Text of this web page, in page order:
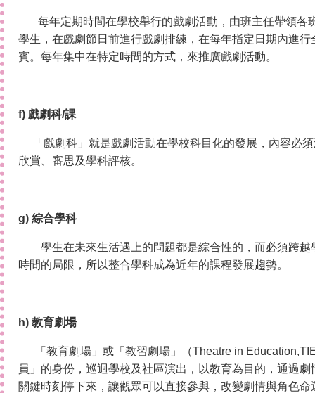
每年定期時間在學校舉行的戲劇活動，由班主任帶領各
學生，在戲劇節日前進行戲劇排練，在每年指定日期內進
賓。每年集中在特定時間的方式，來推廣戲劇活動。
f) 戲劇科/課
「戲劇科」就是戲劇活動在學校科目化的發展，內容必
欣賞、審思及學科評核。
g) 綜合學科
學生在未來生活遇上的問題都是綜合性的，而必須跨
時間的局限，所以整合學科成為近年的課程發展趨勢。
h) 教育劇場
「教育劇場」或「教習劇場」（Theatre in
員」的身份，巡迴學校及社區演出，以教育為目的，通過
關鍵時刻停下來，讓觀眾可以直接參與，改變劇情與角色